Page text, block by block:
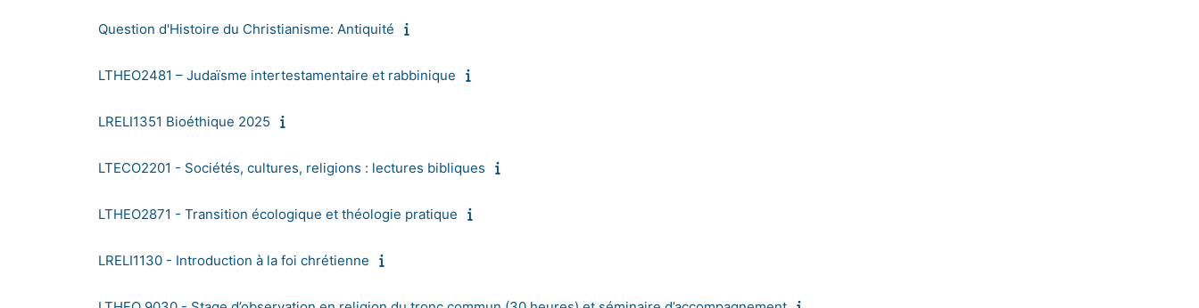
Question d'Histoire du Christianisme: Antiquité
LTHEO2481 – Judaïsme intertestamentaire et rabbinique
LRELI1351 Bioéthique 2025
LTECO2201 - Sociétés, cultures, religions : lectures bibliques
LTHEO2871 - Transition écologique et théologie pratique
LRELI1130 - Introduction à la foi chrétienne